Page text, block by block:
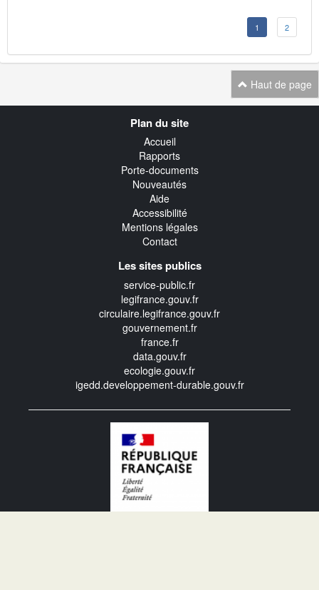
1 2
Haut de page
Plan du site
Accueil
Rapports
Porte-documents
Nouveautés
Aide
Accessibilité
Mentions légales
Contact
Les sites publics
service-public.fr
legifrance.gouv.fr
circulaire.legifrance.gouv.fr
gouvernement.fr
france.fr
data.gouv.fr
ecologie.gouv.fr
igedd.developpement-durable.gouv.fr